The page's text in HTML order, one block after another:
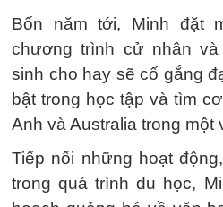
Bốn năm tới, Minh đặt
chương trình cử nhân
sinh cho hay sẽ cố gắng
bật trong học tập và tìm
Anh và Australia trong một
Tiếp nối những hoạt
trong quá trình du học,